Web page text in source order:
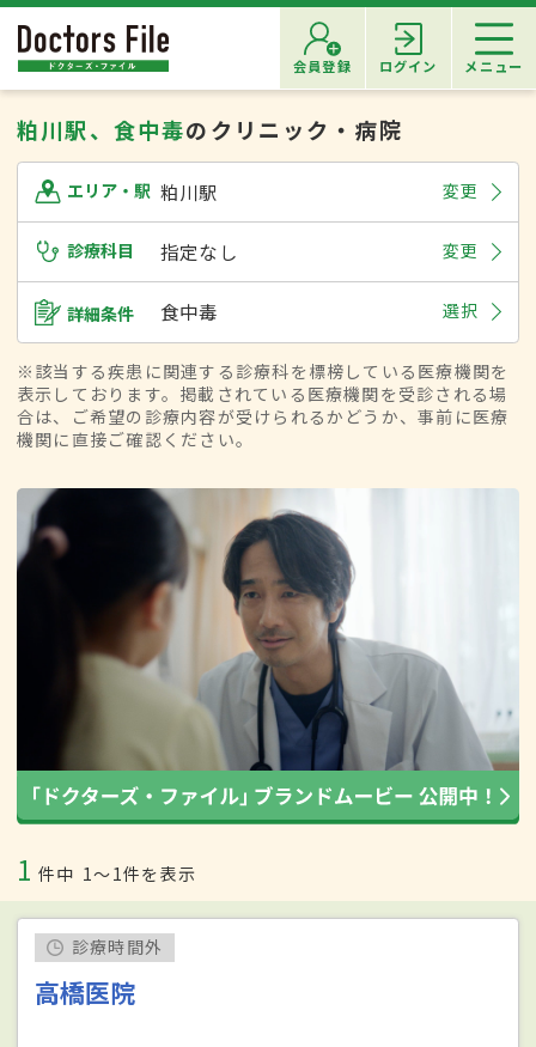
会員登録 ログイン メニュー
粕川駅、食中毒のクリニック・病院
エリア・駅 粕川駅 変更
診療科目 指定なし 変更
詳細条件 食中毒 選択
※該当する疾患に関連する診療科を標榜している医療機関を
表示しております。掲載されている医療機関を受診される場
合は、ご希望の診療内容が受けられるかどうか、事前に医療
機関に直接ご確認ください。
1 件中 1〜1件を表示
診療時間外
高橋医院